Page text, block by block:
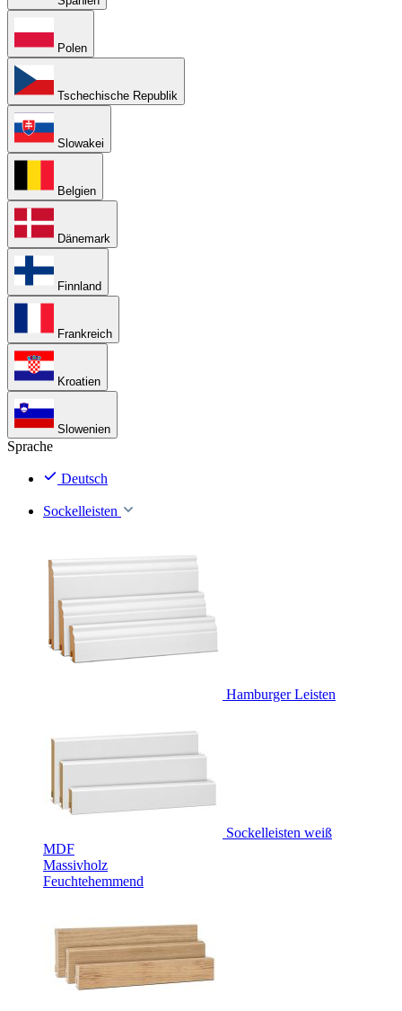
Polen
Tschechische Republik
Slowakei
Belgien
Dänemark
Finnland
Frankreich
Kroatien
Slowenien
Sprache
Deutsch
Sockelleisten
Hamburger Leisten
Sockelleisten weiß
MDF
Massivholz
Feuchtehemmend